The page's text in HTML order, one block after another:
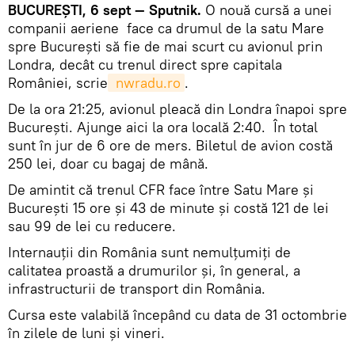
BUCUREŞTI, 6 sept — Sputnik. O nouă cursă a unei
companii aeriene face ca drumul de la satu Mare
spre București să fie de mai scurt cu avionul prin
Londra, decât cu trenul direct spre capitala
României, scrie nwradu.ro .
De la ora 21:25, avionul pleacă din Londra înapoi spre
București. Ajunge aici la ora locală 2:40. În total
sunt în jur de 6 ore de mers. Biletul de avion costă
250 lei, doar cu bagaj de mână.
De amintit că trenul CFR face între Satu Mare şi
Bucureşti 15 ore şi 43 de minute şi costă 121 de lei
sau 99 de lei cu reducere.
Internauții din România sunt nemulțumiți de
calitatea proastă a drumurilor și, în general, a
infrastructurii de transport din România.
Cursa este valabilă începând cu data de 31 octombrie
în zilele de luni şi vineri.